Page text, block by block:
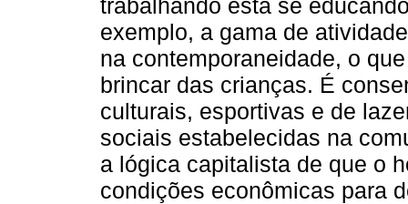
trabalhando está se
exemplo, a gama de
na contemporaneidade, o
brincar das crianças. É
culturais, esportivas e de
sociais estabelecidas na
a lógica capitalista de que o
condições econômicas para